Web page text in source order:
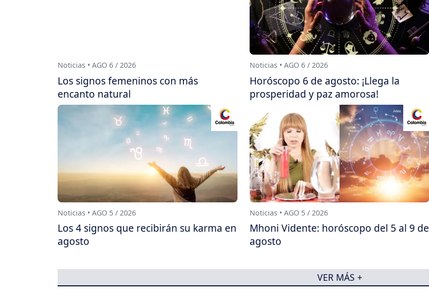
Noticias • AGO 6 / 2026
Los signos femeninos con más
encanto natural
Noticias • AGO 6 / 2026
Horóscopo 6 de agosto: ¡Llega la
prosperidad y paz amorosa!
Noticias • AGO 5 / 2026
Los 4 signos que recibirán su karma en
agosto
Noticias • AGO 5 / 2026
Mhoni Vidente: horóscopo del 5 al 9 de
agosto
VER MÁS +